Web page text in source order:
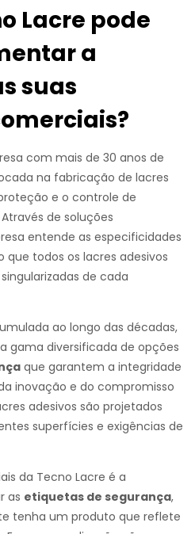
Lacre pode
a
suas
com mais de 30 anos de
na fabricação de lacres
e o controle de
de soluções
entende as especificidades
todos os lacres adesivos
de cada
ao longo das décadas,
gama diversificada de opções
que garantem a integridade
inovação e do compromisso
adesivos são projetados
superfícies e exigências de
da Tecno Lacre é a
as etiquetas de segurança,
tenha um produto que reflete